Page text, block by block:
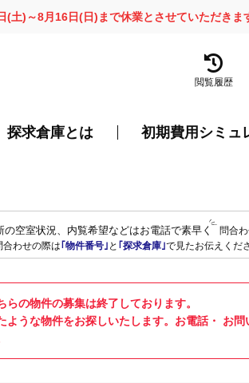
土)～8月16日(日)まで休業とさせていただきま
閲覧履歴
探求倉庫とは 初期費用シミュ
の空室状況、内覧希望などはお電話で素早く
問合わ
合わせの際は｢物件番号｣ と ｢探求倉庫｣で見たお伝えくだ
らの物件の募集は終了しております。
ような物件をお探しいたします。お電話・ お